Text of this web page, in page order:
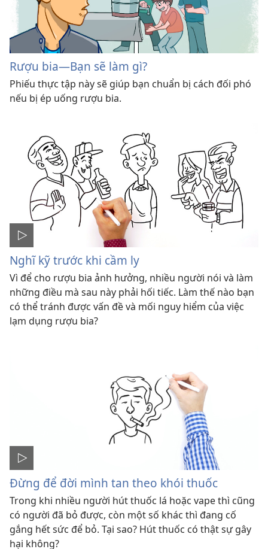
Rượu bia​—Bạn sẽ làm gì?
Phiếu thực tập này sẽ giúp bạn chuẩn bị cách đối phó
nếu bị ép uống rượu bia.
Nghĩ kỹ trước khi cầm ly
Vì để cho rượu bia ảnh hưởng, nhiều người nói và làm
những điều mà sau này phải hối tiếc. Làm thế nào bạn
có thể tránh được vấn đề và mối nguy hiểm của việc
lạm dụng rượu bia?
Đừng để đời mình tan theo khói thuốc
Trong khi nhiều người hút thuốc lá hoặc vape thì cũng
có người đã bỏ được, còn một số khác thì đang cố
gắng hết sức để bỏ. Tại sao? Hút thuốc có thật sự gây
hại không?